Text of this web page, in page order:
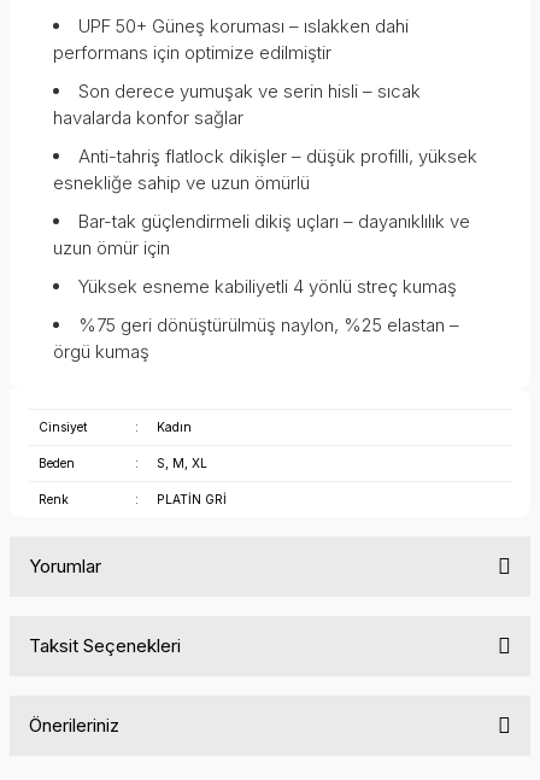
UPF 50+ Güneş koruması – ıslakken dahi
performans için optimize edilmiştir
Son derece yumuşak ve serin hisli – sıcak
havalarda konfor sağlar
Anti-tahriş flatlock dikişler – düşük profilli, yüksek
esnekliğe sahip ve uzun ömürlü
Bar-tak güçlendirmeli dikiş uçları – dayanıklılık ve
uzun ömür için
Yüksek esneme kabiliyetli 4 yönlü streç kumaş
%75 geri dönüştürülmüş naylon, %25 elastan –
örgü kumaş
Cinsiyet : Kadın
Beden : S, M, XL
Renk : PLATİN GRİ
Yorumlar
Taksit Seçenekleri
Önerileriniz